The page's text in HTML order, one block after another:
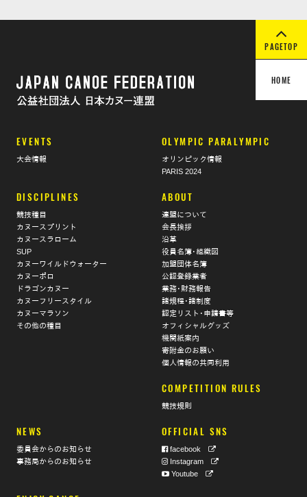
PAGETOP
HOME
EVENTS OLYMPIC PARALYMPIC
大会情報
オリンピック情報
PARIS 2024
DISCIPLINES ABOUT
競技種目
連盟について
カヌースプリント
会長挨拶
カヌースラローム
沿革
SUP
役員名簿･組織図
カヌーワイルドウォーター
加盟団体名簿
カヌーポロ
公認登録業者
ドラゴンカヌー
業務･財務報告
カヌーフリースタイル
諸規程･諸制度
カヌーマラソン
認定リスト･申請書等
その他の種目
オフィシャルグッズ
機関紙案内
寄附金のお願い
個人情報の共同利用
COMPETITION RULES
競技規則
NEWS OFFICIAL SNS
委員会からのお知らせ
facebook
事務局からのお知らせ
Instagram
Youtube